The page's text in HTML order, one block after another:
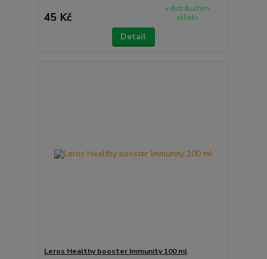
45 Kč
v distribučním
skladu
Detail
Leros Healthy booster Immunity 100 ml